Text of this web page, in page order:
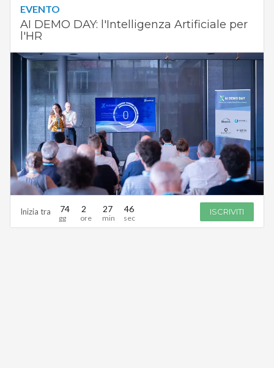
EVENTO
AI DEMO DAY: l'Intelligenza Artificiale per
l'HR
Inizia tra 74 2 27 44 ISCRIVITI